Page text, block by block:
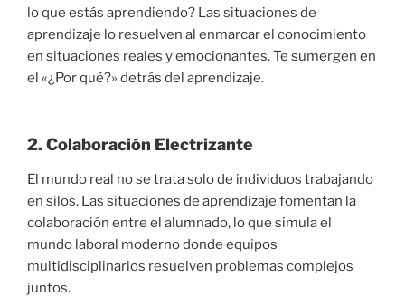
lo que estás aprendiendo? Las situaciones de
aprendizaje lo resuelven al enmarcar el conocimiento
en situaciones reales y emocionantes. Te sumergen en
el «¿Por qué?» detrás del aprendizaje.
2. Colaboración Electrizante
El mundo real no se trata solo de individuos trabajando
en silos. Las situaciones de aprendizaje fomentan la
colaboración entre el alumnado, lo que simula el
mundo laboral moderno donde equipos
multidisciplinarios resuelven problemas complejos
juntos.